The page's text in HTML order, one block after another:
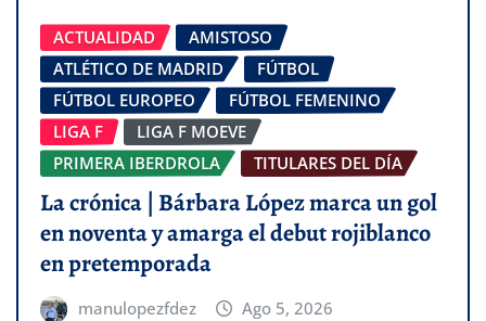
ACTUALIDAD
AMISTOSO
ATLÉTICO DE MADRID
FÚTBOL
FÚTBOL EUROPEO
FÚTBOL FEMENINO
LIGA F
LIGA F MOEVE
PRIMERA IBERDROLA
TITULARES DEL DÍA
La crónica | Bárbara López marca un gol
en noventa y amarga el debut rojiblanco
en pretemporada
manulopezfdez Ago 5, 2026